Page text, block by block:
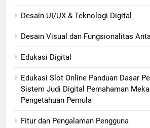
Desain UI/UX & Teknologi Digital
Desain Visual dan Fungsionalitas
Edukasi Digital
Edukasi Slot Online Panduan Dasar
Sistem Judi Digital Pemahaman
Pengetahuan Pemula
Fitur dan Pengalaman Pengguna